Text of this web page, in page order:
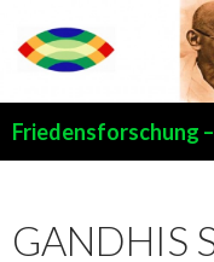
Friedensforschung
GANDHIS